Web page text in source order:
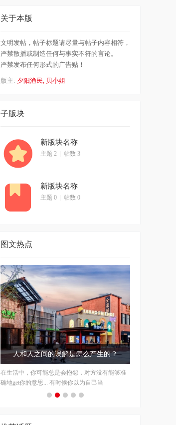
关于本版
文明发帖，帖子标题请尽量与帖子内容相符，
严禁散播或制造任何与事实不符的言论。
严禁发布任何形式的广告贴！
版主: 夕阳渔民, 贝小姐
子版块
新版块名称
主题 2 帖数 3
新版块名称
主题 0 帖数 0
图文热点
今夏美貌 KPI：“靓”过在座的所有
平平无奇的一套look，搭配对了配饰，时髦度就
能直线飙升，让你在这个夏天轻松“靓”过